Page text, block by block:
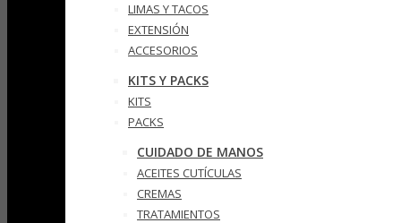
LIMAS Y TACOS
EXTENSIÓN
ACCESORIOS
KITS Y PACKS
KITS
PACKS
CUIDADO DE MANOS
ACEITES CUTÍCULAS
CREMAS
TRATAMIENTOS